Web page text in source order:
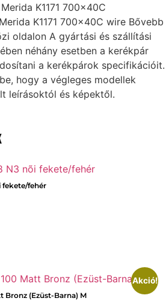
K1171 700x40C
K1171 700x40C wire Bővebb
oldalon A gyártási és szállítási
néhány esetben a kerékpár
a kerékpárok specifikációit.
hogy a végleges modellek
leírásoktól és képektől.
fekete/fehér
Akció!
Bronz (Ezüst-Barna) M